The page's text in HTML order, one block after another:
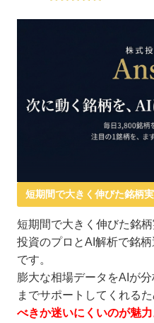
短期間で大きく伸びた銘柄実
短期間で大きく伸びた銘
投資のプロとAI解析で銘
です。
膨大な相場データをAIが
までサポートしてくれる
べきか迷いにくいのが魅力